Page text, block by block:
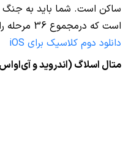
است که درمجموع 36 مرحله را تشکیل می‌دهند.
دانلود دوم کلاسیک برای iOS
متال اسلاگ (اندروید و